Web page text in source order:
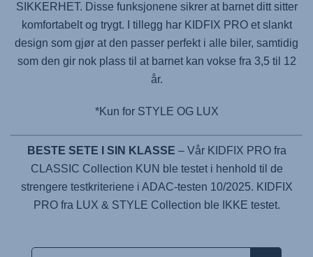
SIKKERHET. Disse funksjonene sikrer at barnet ditt sitter
komfortabelt og trygt. I tillegg har KIDFIX PROet slankt
design som gjør at den passer perfekt i alle biler, samtidig
som den gir nok plass til at barnet kan vokse fra 3,5 til 12
år.
*Kun for STYLE OG LUX
BESTE SETE I SIN KLASSE – Vår KIDFIX PRO fra
CLASSIC Collection KUN ble testet i henhold til de
strengere testkriteriene i ADAC-testen 10/2025. KIDFIX
PRO fra LUX & STYLE Collection ble IKKE testet.